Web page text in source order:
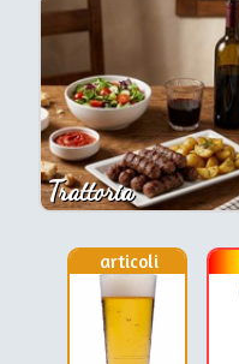
Trattoria
articoli